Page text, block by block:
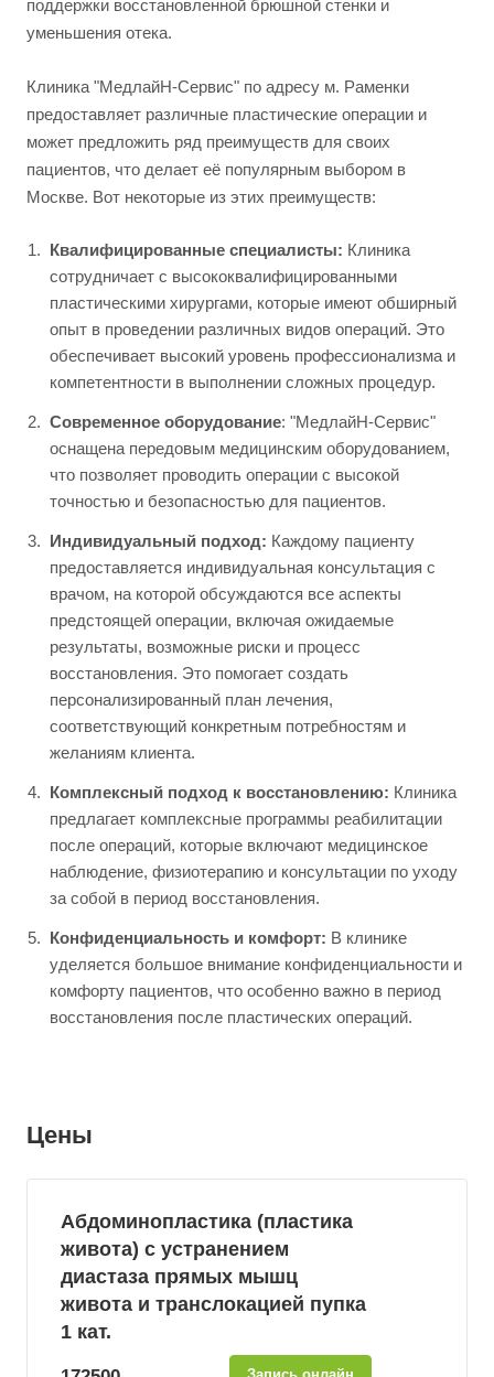
поддержки восстановленной брюшной стенки и
уменьшения отека.
Клиника "МедлайН-Сервис" по адресу м. Раменки
предоставляет различные пластические операции и
может предложить ряд преимуществ для своих
пациентов, что делает её популярным выбором в
Москве. Вот некоторые из этих преимуществ:
Квалифицированные специалисты: Клиника
сотрудничает с высококвалифицированными
пластическими хирургами, которые имеют обширный
опыт в проведении различных видов операций. Это
обеспечивает высокий уровень профессионализма и
компетентности в выполнении сложных процедур.
Современное оборудование: "МедлайН-Сервис"
оснащена передовым медицинским оборудованием,
что позволяет проводить операции с высокой
точностью и безопасностью для пациентов.
Индивидуальный подход: Каждому пациенту
предоставляется индивидуальная консультация с
врачом, на которой обсуждаются все аспекты
предстоящей операции, включая ожидаемые
результаты, возможные риски и процесс
восстановления. Это помогает создать
персонализированный план лечения,
соответствующий конкретным потребностям и
желаниям клиента.
Комплексный подход к восстановлению: Клиника
предлагает комплексные программы реабилитации
после операций, которые включают медицинское
наблюдение, физиотерапию и консультации по уходу
за собой в период восстановления.
Конфиденциальность и комфорт: В клинике
уделяется большое внимание конфиденциальности и
комфорту пациентов, что особенно важно в период
восстановления после пластических операций.
Цены
Абдоминопластика (пластика
живота) с устранением
диастаза прямых мышц
живота и транслокацией пупка
1 кат.